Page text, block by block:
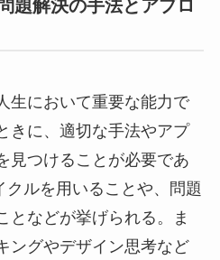
題解決の手法とアプロ
生において重要な能力で
きに、適切な手法やアプ
見つけることが必要であ
クルを用いることや、問題
となどが挙げられる。ま
ングやデザイン思考など